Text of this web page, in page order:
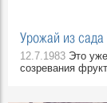
Урожай из сада
12.7.1983 Это
созревания